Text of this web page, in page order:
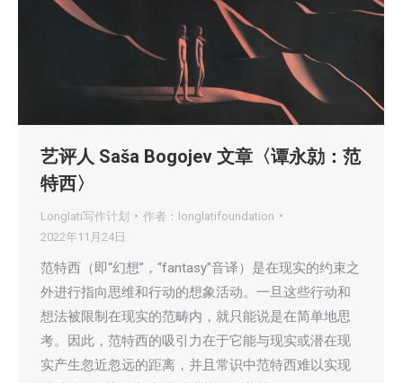
艺评人 Saša Bogojev 文章〈谭永勍：范
特西〉
Longlati写作计划 作者： longlatifoundation
2022年11月24日
范特西（即“幻想”，“fantasy”音译）是在现实的约束之
外进行指向思维和行动的想象活动。一旦这些行动和
想法被限制在现实的范畴内，就只能说是在简单地思
考。因此，范特西的吸引力在于它能与现实或潜在现
实产生忽近忽远的距离，并且常识中范特西难以实现